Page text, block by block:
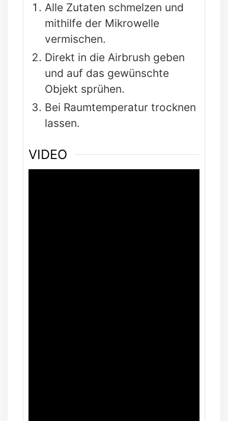
Alle Zutaten schmelzen und
mithilfe der Mikrowelle
vermischen.
Direkt in die Airbrush geben
und auf das gewünschte
Objekt sprühen.
Bei Raumtemperatur trocknen
lassen.
VIDEO